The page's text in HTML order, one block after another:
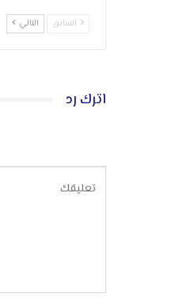
السابق التالي
اترك رد